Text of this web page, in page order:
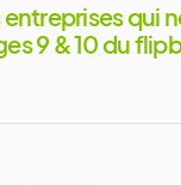
qui
9 & 10 du